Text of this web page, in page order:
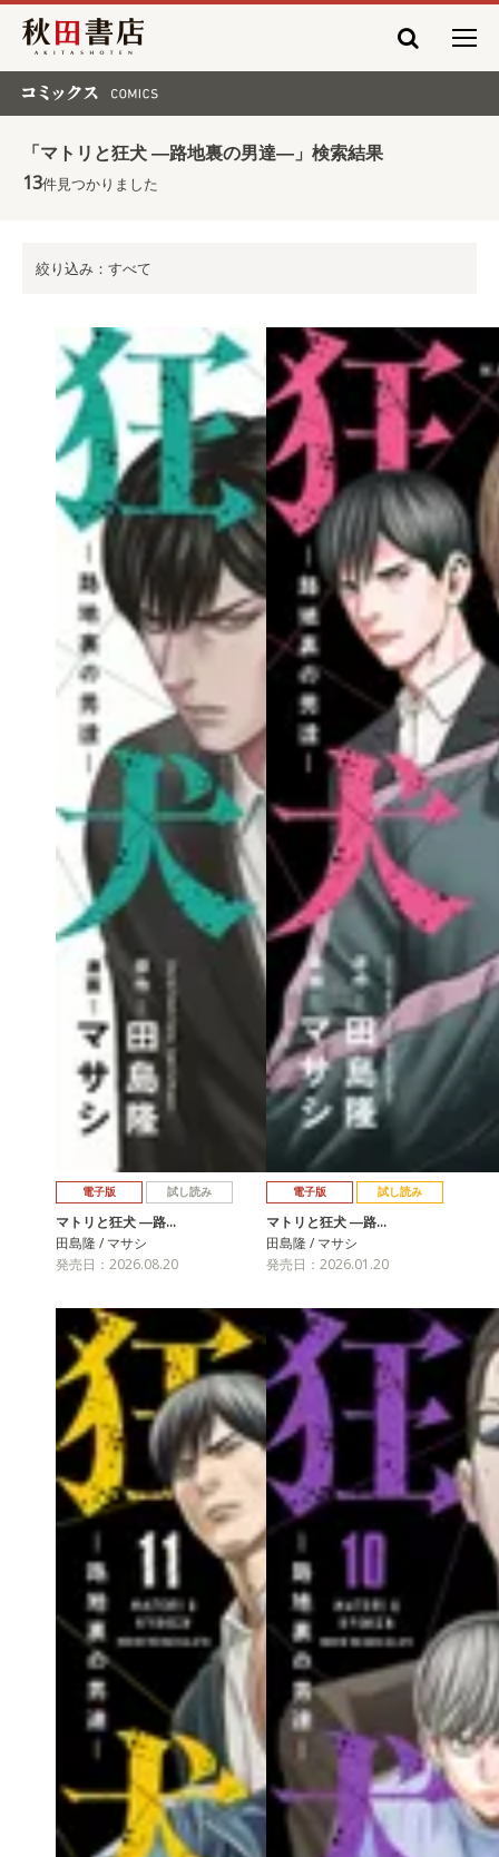
秋田書店
「マトリと狂犬 ―路地裏の男達―」検索結果
13件見つかりました
絞り込み：すべて
電子版 試し読み
マトリと狂犬 ―路…
田島隆 / マサシ
発売日：2026.08.20
電子版 試し読み
マトリと狂犬 ―路…
田島隆 / マサシ
発売日：2026.01.20